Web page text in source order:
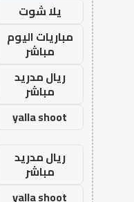
يلا شوت
مباريات اليوم
مباشر
ريال مدريد
مباشر
yalla shoot
ريال مدريد
مباشر
yalla shoot